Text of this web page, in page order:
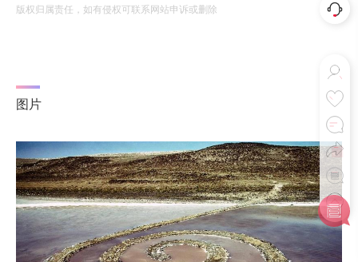
版权归属责任，如有侵权可联系网站申诉或删除
图片